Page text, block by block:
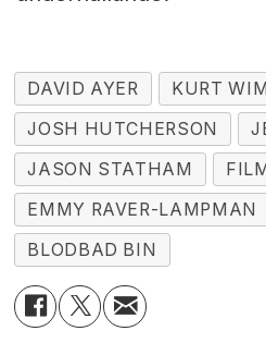
DAVID AYER
KURT
JOSH HUTCHERSON
JASON STATHAM
EMMY RAVER-LAMPMAN
BLODBAD BIN